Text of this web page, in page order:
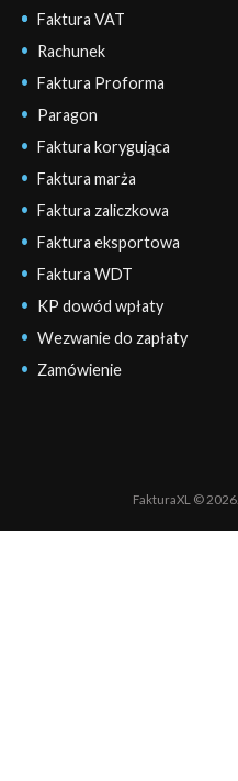
Faktura VAT
Rachunek
Faktura Proforma
Paragon
Faktura korygująca
Faktura marża
Faktura zaliczkowa
Faktura eksportowa
Faktura WDT
KP dowód wpłaty
Wezwanie do zapłaty
Zamówienie
FakturaXL © 2026.